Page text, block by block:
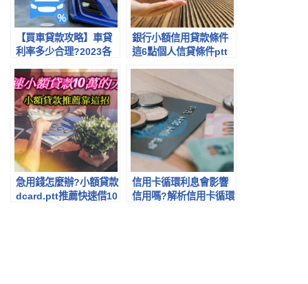
【買車貸款攻略】車貸
利率多少合理?2023各
較推薦
銀行小額信用貸款條件
這6點個人信貸條件ptt
急用錢怎麼辦?小額貸款
dcard.ptt推薦快速借10
信用卡循環利息會影響
信用嗎?解析信用卡循環